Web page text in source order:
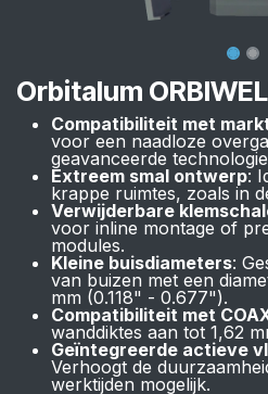
Orbitalum
Compatibiliteit met
voor een naadloze
geavanceerde
Extreem smal ontwerp:
krappe ruimtes, zoals in
Verwijderbare
voor inline montage of
modules.
Kleine buisdiameters:
van buizen met een
mm (0.118" - 0.677").
Compatibiliteit met
wanddiktes aan tot 1,62
Geïntegreerde actieve
Verhoogt de
werktijden mogelijk.